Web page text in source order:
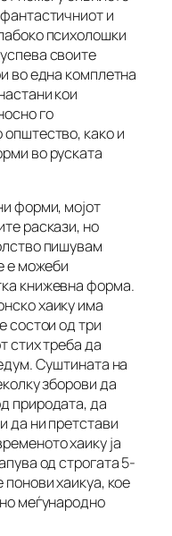
и
психолошки
своите
во една комплетна
кои
го
општество, како и
во руската
форми, мојот
раскази, но
пишувам
е можеби
книжевна форма.
хаику има
состои од три
стих треба да
Суштината на
зборови да
природата, да
да ни претстави
хаику ја
од строгата 5-
хаикуа, кое
меѓународно